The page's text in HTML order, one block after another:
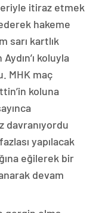
itiraz etmek
hakeme
sarı kartlık
koluyla
MHK maç
koluna
davranıyordu
yapılacak
eğilerek bir
devam